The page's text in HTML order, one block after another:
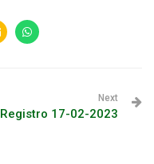
Next
Registro 17-02-2023